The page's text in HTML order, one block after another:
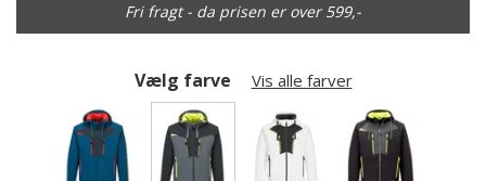
Fri fragt - da prisen er over 599,-
Vælg farve Vis alle farver